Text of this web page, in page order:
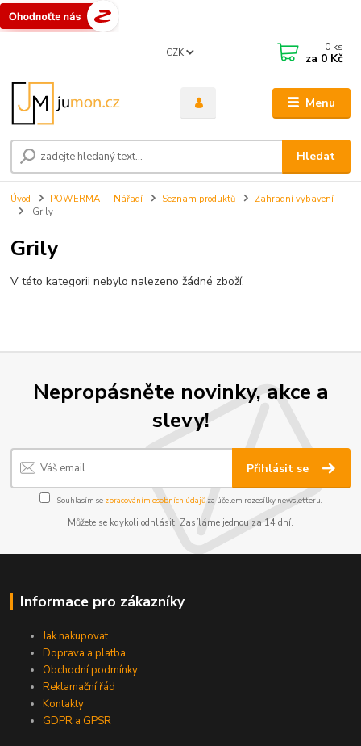
Menu
CZK
Hledat
0 ks
za 0 Kč
Úvod POWERMAT - Nářadí Seznam produktů
Zahradní vybavení
Grily
Grily
V této kategorii nebylo nalezeno žádné zboží.
Nepropásněte novinky, akce a
slevy!
Přihlásit se
Souhlasím se zpracováním osobních údajůza účelem rozesílky newsletteru.
Můžete se kdykoli odhlásit. Zasíláme jednou za 14 dní.
Informace pro zákazníky
Jak nakupovat
Doprava a platba
Obchodní podmínky
Reklamační řád
Kontakty
GDPR a GPSR